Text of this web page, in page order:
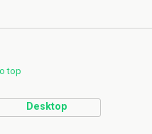
top
Desktop